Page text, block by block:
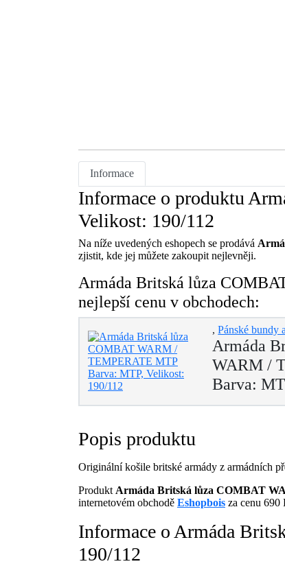
Informace
Informace o produktu
Velikost: 190/112
Na níže uvedených eshopech se prodává
zjistit, kde jej můžete zakoupit nejlevněji.
Armáda Britská lůza
nejlepší cenu v obchodech:
,Pánské bundy
Armáda
WARM /
Barva:
Popis produktu
Originální košile britské armády z armádních
Produkt Armáda Britská lůza COMBAT
internetovém obchodě Eshopbois za cenu 690
Informace o Armáda
190/112